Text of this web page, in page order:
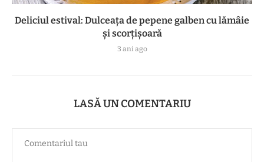
Deliciul estival: Dulceața de pepene galben cu lămâie
și scorțișoară
3 ani ago
LASĂ UN COMENTARIU